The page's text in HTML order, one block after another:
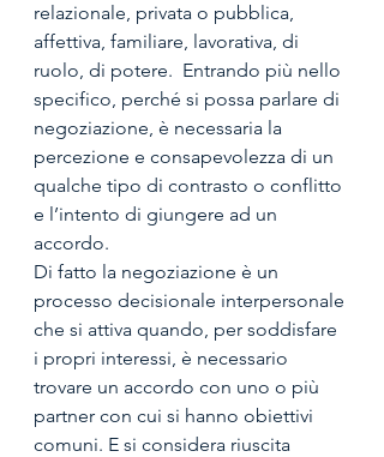
relazionale, privata o pubblica,
affettiva, familiare, lavorativa, di
ruolo, di potere.  Entrando più nello
specifico, perché si possa parlare di
negoziazione, è necessaria la
percezione e consapevolezza di un
qualche tipo di contrasto o conflitto
e l’intento di giungere ad un
accordo.
Di fatto la negoziazione è un
processo decisionale interpersonale
che si attiva quando, per soddisfare
i propri interessi, è necessario
trovare un accordo con uno o più
partner con cui si hanno obiettivi
comuni. E si considera riuscita